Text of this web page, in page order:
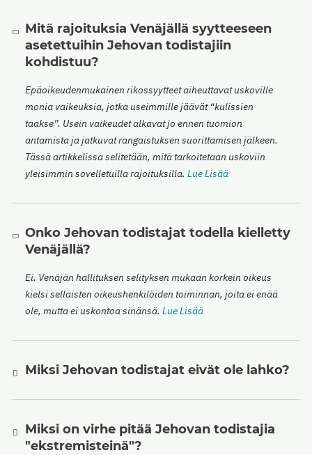
Mitä rajoituksia Venäjällä syytteeseen
asetettuihin Jehovan todistajiin
kohdistuu?
Epäoikeudenmukainen rikossyytteet aiheuttavat uskoville
monia vaikeuksia, jotka useimmille jäävät “kulissien
taakse”. Usein vaikeudet alkavat jo ennen tuomion
antamista ja jatkuvat rangaistuksen suorittamisen jälkeen.
Tässä artikkelissa selitetään, mitä tarkoitetaan uskoviin
yleisimmin sovelletuilla rajoituksilla. Lue Lisää
Onko Jehovan todistajat todella kielletty
Venäjällä?
Ei. Venäjän hallituksen selityksen mukaan korkein oikeus
kielsi sellaisten oikeushenkilöiden toiminnan, joita ei enää
ole, mutta ei uskontoa sinänsä. Lue Lisää
Miksi Jehovan todistajat eivät ole lahko?
Miksi on virhe pitää Jehovan todistajia
"ekstremisteinä"?